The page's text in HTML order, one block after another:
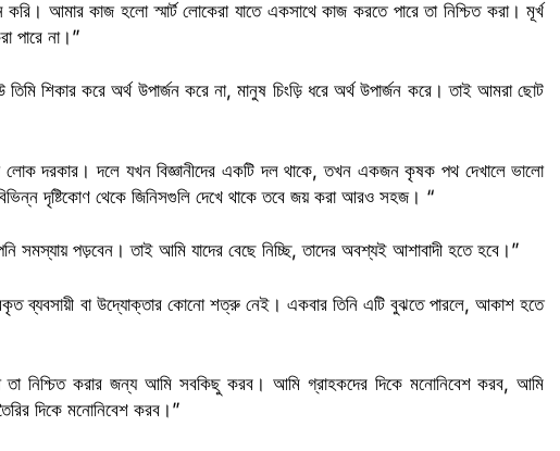
আমার কাজ হলো স্মার্ট লোকেরা যাতে একসাথে কাজ করতে পারে তা নিশ্চিত করা। মূর্খ
পারে না।”
তিমি শিকার করে অর্থ উপার্জন করে না, মানুষ চিংড়ি ধরে অর্থ উপার্জন করে। তাই আমরা ছোট
দরকার। দলে যখন বিজ্ঞানীদের একটি দল থাকে, তখন একজন কৃষক পথ দেখালে ভালো
দৃষ্টিকোণ থেকে জিনিসগুলি দেখে থাকে তবে জয় করা আরও সহজ। “
সমস্যায় পড়বেন। তাই আমি যাদের বেছে নিচ্ছি, তাদের অবশ্যই আশাবাদী হতে হবে।”
ব্যবসায়ী বা উদ্যোক্তার কোনো শত্রু নেই। একবার তিনি এটি বুঝতে পারলে, আকাশ হতে
নিশ্চিত করার জন্য আমি সবকিছু করব। আমি গ্রাহকদের দিকে মনোনিবেশ করব, আমি
দিকে মনোনিবেশ করব।”